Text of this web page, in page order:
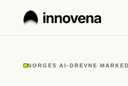
NORGES AI-DREVNE